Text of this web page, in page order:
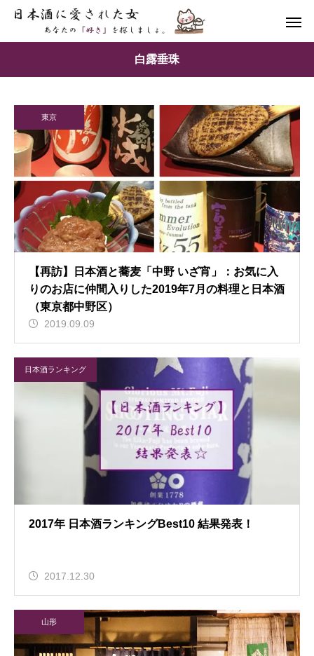
白露垂珠
東京
【再訪】日本酒と蕎麦「中野 いざ宵」：お気に入
りのお店に仲間入りした2019年7月の料理と日本酒
（東京都中野区）
2019.09.09
日本酒ランキング
2017年 日本酒ランキングBest10 結果発表！
2017.12.30
山形